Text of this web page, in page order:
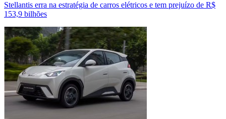
Stellantis erra na estratégia de carros elétricos e tem prejuízo de R$
153,9 bilhões